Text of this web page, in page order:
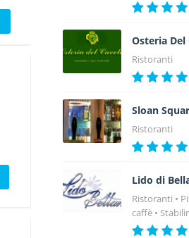
Osteria Del
Ristoranti
Sloan
Ristoranti
Lido di
Ristoranti
caffè